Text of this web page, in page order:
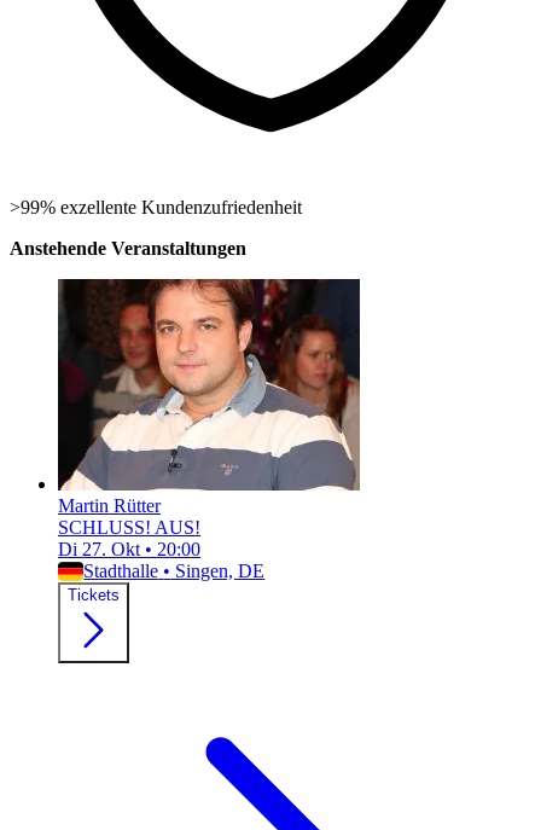
>99% exzellente Kundenzufriedenheit
Anstehende Veranstaltungen
Martin Rütter
SCHLUSS! AUS!
Di 27. Okt • 20:00
Stadthalle • Singen, DE
Tickets